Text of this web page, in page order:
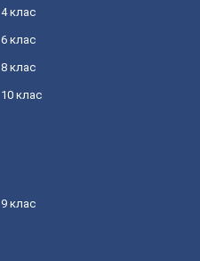
4 клас
6 клас
8 клас
10 клас
9 клас